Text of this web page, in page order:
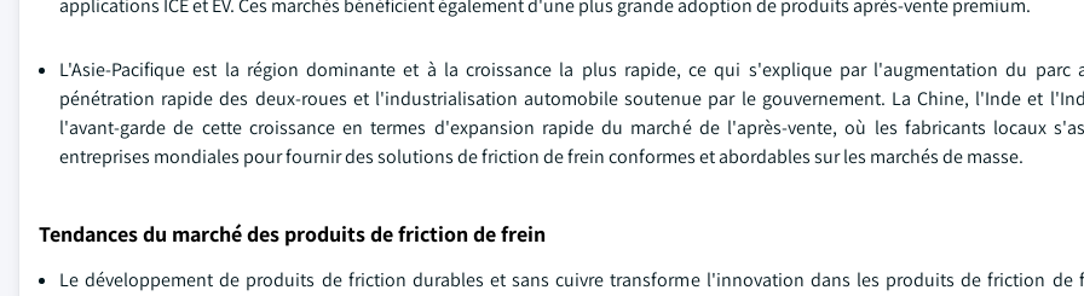
applications ICE et EV. Ces marchés bénéficient également d'une plus grande adoption de produits après-vente premium.
L'Asie-Pacifique est la région dominante et à la croissance la plus rapide, ce qui s'explique par l'augmentation du parc
pénétration rapide des deux-roues et l'industrialisation automobile soutenue par le gouvernement. La Chine, l'Inde et
l'avant-garde de cette croissance en termes d'expansion rapide du marché de l'après-vente, où les fabricants locaux
entreprises mondiales pour fournir des solutions de friction de frein conformes et abordables sur les marchés de masse.
Tendances du marché des produits de friction de frein
Le développement de produits de friction durables et sans cuivre transforme l'innovation dans les produits de friction de